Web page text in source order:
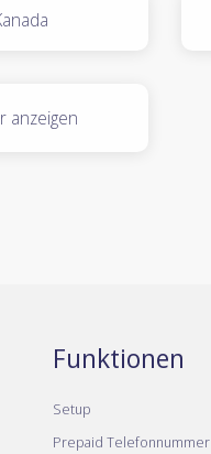
anzeigen
Funktionen
Setup
Prepaid Telefonnummer